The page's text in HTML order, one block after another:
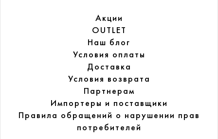
Акции
OUTLET
Наш блог
Условия оплаты
Доставка
Условия возврата
Партнерам
Импортеры и поставщики
Правила обращений о нарушении прав
потребителей